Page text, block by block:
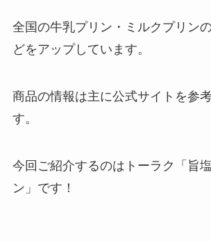
全国の牛乳プリン・ミルクプリン
どをアップしています。
商品の情報は主に公式サイトを参
す。
今回ご紹介するのはトーラク「旨
ン」です！